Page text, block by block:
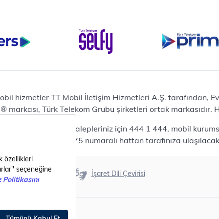
Tarife
Casper Nirvana C370
Notebook
Ev Telefonu
Panasonic TGB610
Modem ve Wi-Fi
Zyxel DX3300 Wi-Fi 6
Premium VDSL Modem
Samsung Buds2 Pro
Samsung Galaxy Watch 6
Akıllı Ekran Koruma
hizmetler TT Mobil İletişim Hizmetleri A.Ş. tarafından,
markası, Türk Telekom Grubu şirketleri ortak
mobil bireysel talepleriniz için 444 1 444, mobil
için 444 0375 numaralı hattan tarafınıza
Erişilebilirlik İşaret Dili Çevirisi